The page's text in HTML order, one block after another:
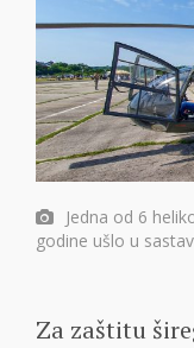
Jedna od 6
godine ušlo u
Za zaštitu